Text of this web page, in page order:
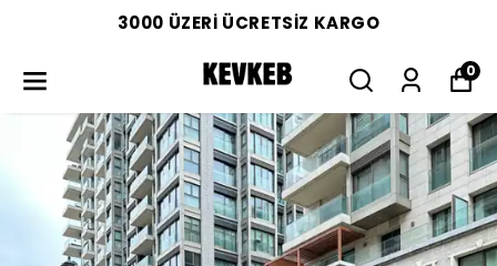
3000 ÜZERİ ÜCRETSİZ KARGO
0